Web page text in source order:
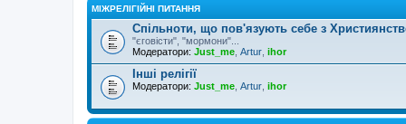
МІЖРЕЛІГІЙНІ ПИТАННЯ
Спільноти, що пов'язують себе з
"єговісти", "мормони"...
Модератори: Just_me Artur ihor
Інші релігії
Модератори: Just_me Artur ihor